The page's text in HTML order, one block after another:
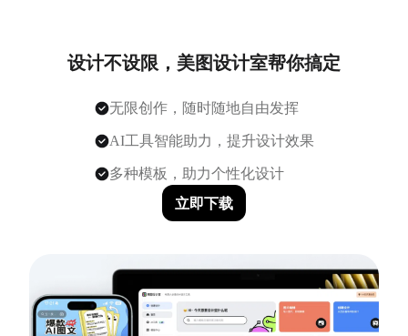
设计不设限，美图设计室帮你搞定
无限创作，随时随地自由发挥
AI工具智能助力，提升设计效果
多种模板，助力个性化设计
立即下载